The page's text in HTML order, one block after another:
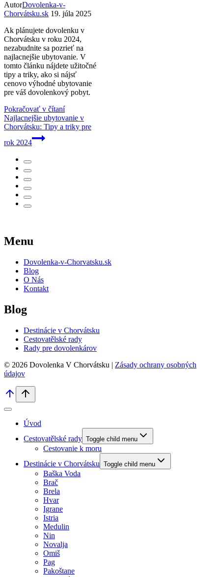
AutorDovolenka-v-
Chorvátsku.sk 19. júla 2025
Ak plánujete dovolenku v
Chorvátsku v roku 2024,
nezabudnite sa pozrieť na
najlacnejšie ubytovanie. V
tomto článku nájdete užitočné
tipy a triky, ako si nájsť
cenovo výhodné ubytovanie
pre váš dovolenkový pobyt.
Pokračovať v čítaní
Najlacnejšie ubytovanie v
Chorvátsku: Tipy a triky pre
rok 2024
Menu
Dovolenka-v-Chorvatsku.sk
Blog
O Nás
Kontakt
Blog
Destinácie v Chorvátsku
Cestovatělské rady
Rady pre dovolenkárov
© 2026 Dovolenka V Chorvátsku | Zásady ochrany osobných
údajov
Úvod
Cestovatělské rady Toggle child menu
Cestovanie k moru
Destinácie v Chorvátsku Toggle child menu
Baška Voda
Brač
Brela
Hvar
Igrane
Istria
Medulin
Nin
Novalja
Omiš
Pag
Pakoštane